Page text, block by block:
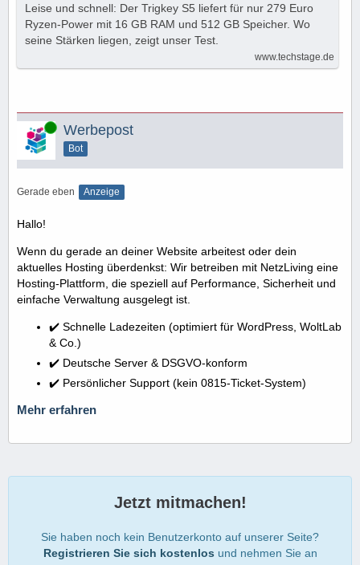
Leise und schnell: Der Trigkey S5 liefert für nur 279 Euro
Ryzen-Power mit 16 GB RAM und 512 GB Speicher. Wo
seine Stärken liegen, zeigt unser Test.
www.techstage.de
Online Werbepost
Bot
Gerade eben Anzeige
Hallo!
Wenn du gerade an deiner Website arbeitest oder dein
aktuelles Hosting überdenkst: Wir betreiben mit NetzLiving eine
Hosting-Plattform, die speziell auf Performance, Sicherheit und
einfache Verwaltung ausgelegt ist.
✔️ Schnelle Ladezeiten (optimiert für WordPress, WoltLab
& Co.)
✔️ Deutsche Server & DSGVO-konform
✔️ Persönlicher Support (kein 0815-Ticket-System)
Mehr erfahren
Jetzt mitmachen!
Sie haben noch kein Benutzerkonto auf unserer Seite?
Registrieren Sie sich kostenlos und nehmen Sie an